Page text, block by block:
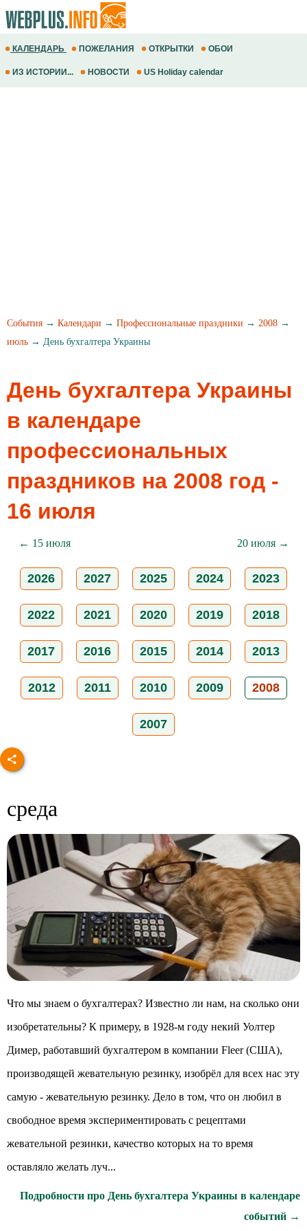
КАЛЕНДАРЬ ПОЖЕЛАНИЯ ОТКРЫТКИ ОБОИ
ИЗ ИСТОРИИ... НОВОСТИ US Holiday calendar
События → Календари → Профессиональные праздники → 2008 →
июль → День бухгалтера Украины
День бухгалтера Украины
в календаре
профессиональных
праздников на 2008 год -
16 июля
← 15 июля 20 июля →
2026 2027 2025 2024 2023
2022 2021 2020 2019 2018
2017 2016 2015 2014 2013
2012 2011 2010 2009 2008
2007
среда
Что мы знаем о бухгалтерах? Известно ли нам, на сколько они
изобретательны? К примеру, в 1928-м году некий Уолтер
Димер, работавший бухгалтером в компании Fleer (США),
производящей жевательную резинку, изобрёл для всех нас эту
самую - жевательную резинку. Дело в том, что он любил в
свободное время экспериментировать с рецептами
жевательной резинки, качество которых на то время
оставляло желать луч...
Подробности про День бухгалтера Украины в календаре
событий →